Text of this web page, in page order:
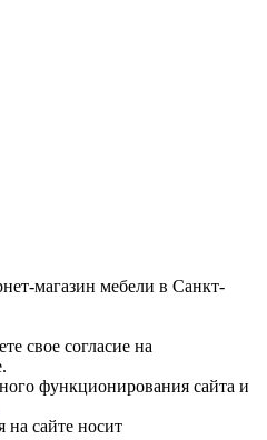
магазин мебели в Санкт-
свое согласие на
функционирования сайта и
на сайте носит